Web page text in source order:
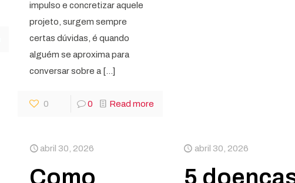
impulso e concretizar aquele
projeto, surgem sempre
certas dúvidas, é quando
alguém se aproxima para
conversar sobre a […]
0 0 Read more
abril 30, 2026
Como
abril 30, 2026
5